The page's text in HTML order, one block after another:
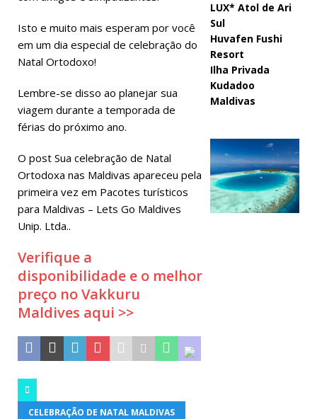
Isto e muito mais esperam por você
em um dia especial de celebração do
Natal Ortodoxo!
Lembre-se disso ao planejar sua
viagem durante a temporada de
férias do próximo ano.
O post Sua celebração de Natal
Ortodoxa nas Maldivas apareceu pela
primeira vez em Pacotes turísticos
para Maldivas – Lets Go Maldives
Unip. Ltda..
Verifique a
disponibilidade e o melhor
preço no Vakkuru
Maldives aqui >>
CELEBRAÇÃO DE NATAL MALDIVAS
LUX* Atol de Ari
Sul
Huvafen Fushi
Resort
Ilha Privada
Kudadoo
Maldivas